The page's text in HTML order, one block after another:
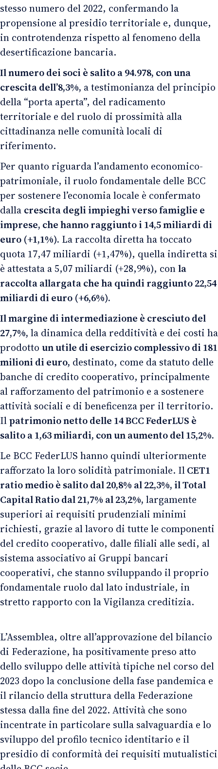
stesso numero del 2022, confermando la
propensione al presidio territoriale e, dunque,
in controtendenza rispetto al fenomeno della
desertificazione bancaria.
Il numero dei soci è salito a 94.978, con una
crescita dell’8,3%, a testimonianza del principio
della “porta aperta”, del radicamento
territoriale e del ruolo di prossimità alla
cittadinanza nelle comunità locali di
riferimento.
Per quanto riguarda l’andamento economico-
patrimoniale, il ruolo fondamentale delle BCC
per sostenere l’economia locale è confermato
dalla crescita degli impieghi verso famiglie e
imprese, che hanno raggiunto i 14,5 miliardi di
euro (+1,1%). La raccolta diretta ha toccato
quota 17,47 miliardi (+1,47%), quella indiretta si
è attestata a 5,07 miliardi (+28,9%), conla
raccolta allargata che ha quindi raggiunto 22,54
miliardi di euro (+6,6%).
Il margine di intermediazione è cresciuto del
27,7%, la dinamica della redditività e dei costi ha
prodotto un utile di esercizio complessivo di 181
milioni di euro, destinato, come da statuto delle
banche di credito cooperativo, principalmente
al rafforzamento del patrimonio e a sostenere
attività sociali e di beneficenza per il territorio.
Ilpatrimonio netto delle 14 BCC FederLUS è
salito a 1,63 miliardi, con un aumento del 15,2%.
Le BCC FederLUS hanno quindi ulteriormente
rafforzato la loro solidità patrimoniale. IlCET1
ratio medio è salito dal 20,8% al 22,3%, il Total
Capital Ratio dal 21,7% al 23,2%, largamente
superiori ai requisiti prudenziali minimi
richiesti, grazie al lavoro di tutte le componenti
del credito cooperativo, dalle filiali alle sedi, al
sistema associativo ai Gruppi bancari
cooperativi, che stanno sviluppando il proprio
fondamentale ruolo dal lato industriale, in
stretto rapporto con la Vigilanza creditizia.
L’Assemblea, oltre all’approvazione del bilancio
di Federazione, ha positivamente preso atto
dello sviluppo delle attività tipiche nel corso del
2023 dopo la conclusione della fase pandemica e
il rilancio della struttura della Federazione
stessa dalla fine del 2022. Attività che sono
incentrate in particolare sulla salvaguardia e lo
sviluppo del profilo tecnico identitario e il
presidio di conformità dei requisiti mutualistici